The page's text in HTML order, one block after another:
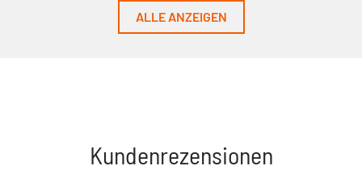
ALLE ANZEIGEN
Kundenrezensionen